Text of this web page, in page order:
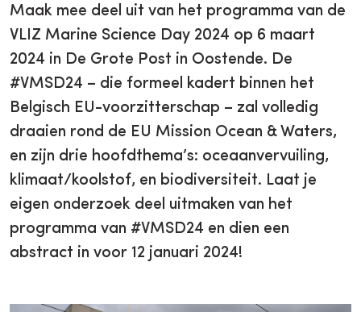
Maak mee deel uit van het programma van de
VLIZ Marine Science Day 2024 op 6 maart
2024 in De Grote Post in Oostende. De
#VMSD24 – die formeel kadert binnen het
Belgisch EU-voorzitterschap – zal volledig
draaien rond de EU Mission Ocean & Waters,
en zijn drie hoofdthema’s: oceaanvervuiling,
klimaat/koolstof, en biodiversiteit. Laat je
eigen onderzoek deel uitmaken van het
programma van #VMSD24 en dien een
abstract in voor 12 januari 2024!